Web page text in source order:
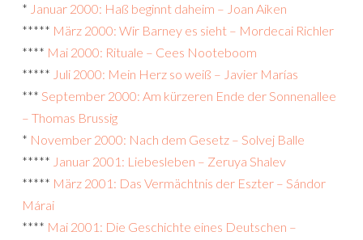
* Januar 2000: Haß beginnt daheim – Joan Aiken
***** März 2000: Wir Barney es sieht – Mordecai Richler
**** Mai 2000: Rituale – Cees Nooteboom
***** Juli 2000: Mein Herz so weiß – Javier Marías
*** September 2000: Am kürzeren Ende der Sonnenallee
– Thomas Brussig
* November 2000: Nach dem Gesetz – Solvej Balle
***** Januar 2001: Liebesleben – Zeruya Shalev
***** März 2001: Das Vermächtnis der Eszter – Sándor
Márai
**** Mai 2001: Die Geschichte eines Deutschen –